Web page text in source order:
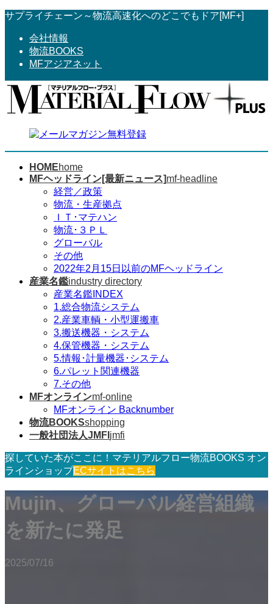
コ
へ
ス
ナ
ョ
ン
サプライチェーン～物流高速化へのどこでもドア[MF+]
会社情報
物流BOOKS
MFアジアネット
HOMEhome
MFヘッドライン[最新ニュース]mf-headline
経営／政策
物流・生産拠点
ＩＴ･マテハン
物流･３ＰＬ
グローバル
その他
2022年2月15日以前のMFヘッドライン
産業名鑑industry directory
産業名鑑INDEX
1.総合物流システム
2.産業車輌・小型運搬車
3.搬送機器・システム
4.保管機器・システム
5.情報･計量機器･システム
6.パレット関連機器
7.その他
MFオンラインmf-online
MFオンライン Backnumber
物流BOOKSshopping
一般社団法人JMFI jmfi
探していた本がここに！マテリアルフロー物流BOOKS オン
ラインショップECサイトはこちら
Mujin、グローバル経営組織
を新たに発足
2025/07/16